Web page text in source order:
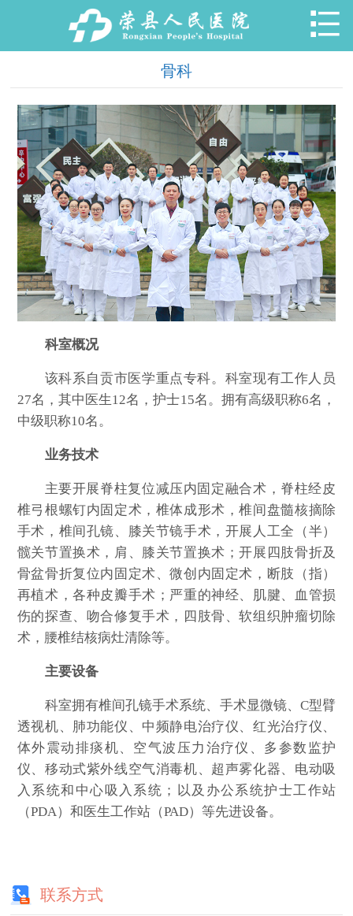

骨科
科室概况
该科系自贡市医学重点专科。科室现有工作人员
27名，其中医生12名，护士15名。拥有高级职称6名，
中级职称10名。
业务技术
主要开展脊柱复位减压内固定融合术，脊柱经皮
椎弓根螺钉内固定术，椎体成形术，椎间盘髓核摘除
手术，椎间孔镜、膝关节镜手术，开展人工全（半）
髋关节置换术，肩、膝关节置换术；开展四肢骨折及
骨盆骨折复位内固定术、微创内固定术，断肢（指）
再植术，各种皮瓣手术；严重的神经、肌腱、血管损
伤的探查、吻合修复手术，四肢骨、软组织肿瘤切除
术，腰椎结核病灶清除等。
主要设备
科室拥有椎间孔镜手术系统、手术显微镜、C型臂
透视机、肺功能仪、中频静电治疗仪、红光治疗仪、
体外震动排痰机、空气波压力治疗仪、多参数监护
仪、移动式紫外线空气消毒机、超声雾化器、电动吸
入系统和中心吸入系统；以及办公系统护士工作站
（PDA）和医生工作站（PAD）等先进设备。
联系方式